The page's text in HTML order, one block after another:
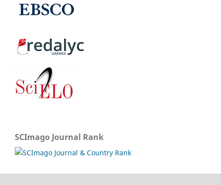
SCImago Journal Rank